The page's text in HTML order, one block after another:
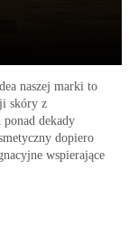
naszej marki to
skóry z
dekady
dopiero
wspierające